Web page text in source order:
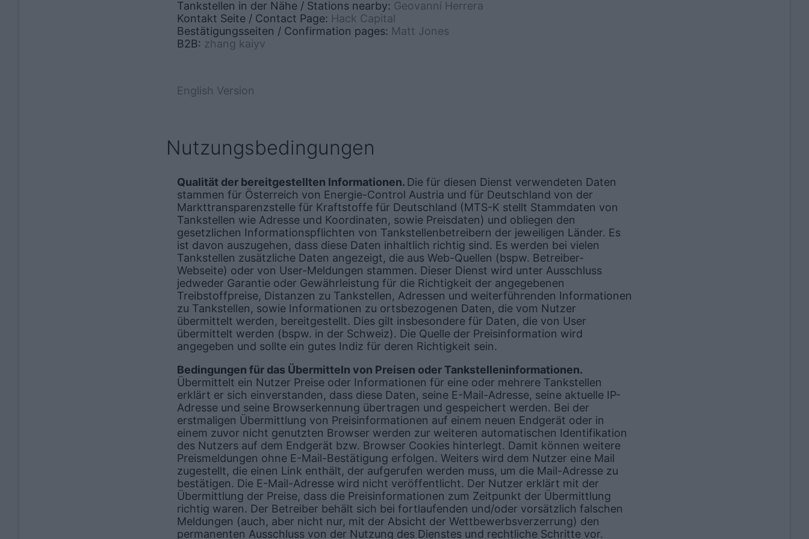
Tankstellen in der Nähe / Stations nearby: Geovanni Herrera
Kontakt Seite / Contact Page: Hack Capital
Bestätigungsseiten / Confirmation pages: Matt Jones
B2B: zhang kaiyv
English Version
Nutzungs­bedingungen
Qualität der bereitgestellten Informationen. Die für diesen Dienst verwendeten Daten
stammen für Österreich von Energie-Control Austria und für Deutschland von der
Markttransparenzstelle für Kraftstoffe für Deutschland (MTS-K stellt Stammdaten von
Tankstellen wie Adresse und Koordinaten, sowie Preisdaten) und obliegen den
gesetzlichen Informationspflichten von Tankstellenbetreibern der jeweiligen Länder. Es
ist davon auszugehen, dass diese Daten inhaltlich richtig sind. Es werden bei vielen
Tankstellen zusätzliche Daten angezeigt, die aus Web-Quellen (bspw. Betreiber-
Webseite) oder von User-Meldungen stammen. Dieser Dienst wird unter Ausschluss
jedweder Garantie oder Gewährleistung für die Richtigkeit der angegebenen
Treibstoffpreise, Distanzen zu Tankstellen, Adressen und weiterführenden Informationen
zu Tankstellen, sowie Informationen zu ortsbezogenen Daten, die vom Nutzer
übermittelt werden, bereitgestellt. Dies gilt insbesondere für Daten, die von User
übermittelt werden (bspw. in der Schweiz). Die Quelle der Preisinformation wird
angegeben und sollte ein gutes Indiz für deren Richtigkeit sein.
Bedingungen für das Übermitteln von Preisen oder Tankstelleninformationen.
Übermittelt ein Nutzer Preise oder Informationen für eine oder mehrere Tankstellen
erklärt er sich einverstanden, dass diese Daten, seine E-Mail-Adresse, seine aktuelle IP-
Adresse und seine Browserkennung übertragen und gespeichert werden. Bei der
erstmaligen Übermittlung von Preisinformationen auf einem neuen Endgerät oder in
einem zuvor nicht genutzten Browser werden zur weiteren automatischen Identifikation
des Nutzers auf dem Endgerät bzw. Browser Cookies hinterlegt. Damit können weitere
Preismeldungen ohne E-Mail-Bestätigung erfolgen. Weiters wird dem Nutzer eine Mail
zugestellt, die einen Link enthält, der aufgerufen werden muss, um die Mail-Adresse zu
bestätigen. Die E-Mail-Adresse wird nicht veröffentlicht. Der Nutzer erklärt mit der
Übermittlung der Preise, dass die Preisinformationen zum Zeitpunkt der Übermittlung
richtig waren. Der Betreiber behält sich bei fortlaufenden und/oder vorsätzlich falschen
Meldungen (auch, aber nicht nur, mit der Absicht der Wettbewerbsverzerrung) den
permanenten Ausschluss von der Nutzung des Dienstes und rechtliche Schritte vor.